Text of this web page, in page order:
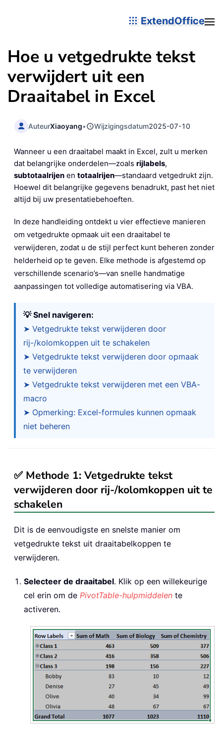
ExtendOffice
Hoe u vetgedrukte tekst
verwijdert uit een
Draaitabel in Excel
AuteurXiaoyang• Wijzigingsdatum2025-07-10
Wanneer u een draaitabel maakt in Excel, zult u merken
dat belangrijke onderdelen—zoals rijlabels,
subtotaalrijen en totaalrijen—standaard vetgedrukt zijn.
Hoewel dit belangrijke gegevens benadrukt, past het niet
altijd bij uw presentatiebehoeften.
In deze handleiding ontdekt u vier effectieve manieren
om vetgedrukte opmaak uit een draaitabel te
verwijderen, zodat u de stijl perfect kunt beheren zonder
helderheid op te geven. Elke methode is afgestemd op
verschillende scenario’s—van snelle handmatige
aanpassingen tot volledige automatisering via VBA.
💡 Snel navigeren:
➤ Vetgedrukte tekst verwijderen door
rij-/kolomkoppen uit te schakelen
➤ Vetgedrukte tekst verwijderen door opmaak
te verwijderen
➤ Vetgedrukte tekst verwijderen met een VBA-
macro
➤ Opmerking: Excel-formules kunnen opmaak
niet beheren
✅ Methode 1: Vetgedrukte tekst
verwijderen door rij-/kolomkoppen uit te
schakelen
Dit is de eenvoudigste en snelste manier om
vetgedrukte tekst uit draaitabelkoppen te
verwijderen.
Selecteer de draaitabel. Klik op een willekeurige
cel erin om de PivotTable-hulpmiddelen te
activeren.